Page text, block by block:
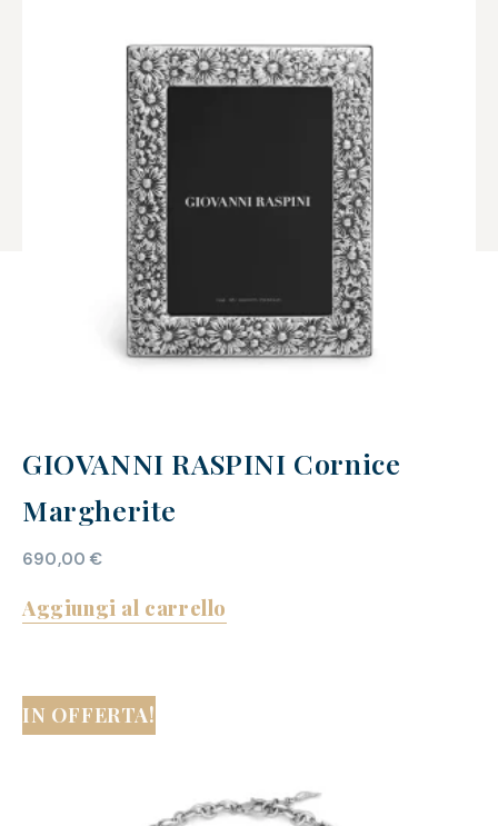
GIOVANNI RASPINI Cornice
Margherite
690,00€
Aggiungi al carrello
IN OFFERTA!